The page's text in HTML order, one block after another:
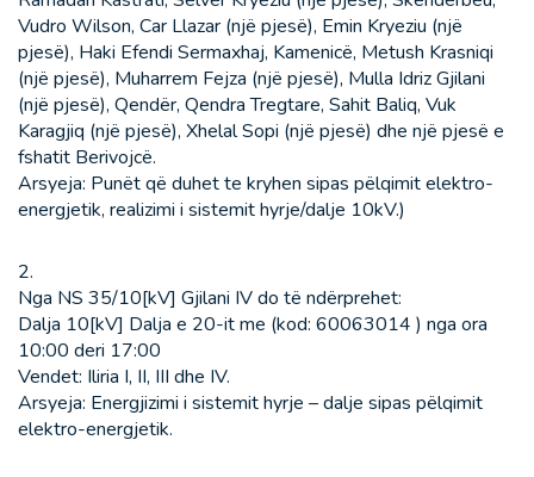
Vudro Wilson, Car Llazar (një pjesë), Emin Kryeziu (një
pjesë), Haki Efendi Sermaxhaj, Kamenicë, Metush Krasniqi
(një pjesë), Muharrem Fejza (një pjesë), Mulla Idriz Gjilani
(një pjesë), Qendër, Qendra Tregtare, Sahit Baliq, Vuk
Karagjiq (një pjesë), Xhelal Sopi (një pjesë) dhe një pjesë e
fshatit Berivojcë.
Arsyeja: Punët që duhet te kryhen sipas pëlqimit elektro-
energjetik, realizimi i sistemit hyrje/dalje 10kV.)
2.
Nga NS 35/10[kV] Gjilani IV do të ndërprehet:
Dalja 10[kV] Dalja e 20-it me (kod: 60063014 ) nga ora
10:00 deri 17:00
Vendet: Iliria I, II, III dhe IV.
Arsyeja: Energjizimi i sistemit hyrje – dalje sipas pëlqimit
elektro-energjetik.